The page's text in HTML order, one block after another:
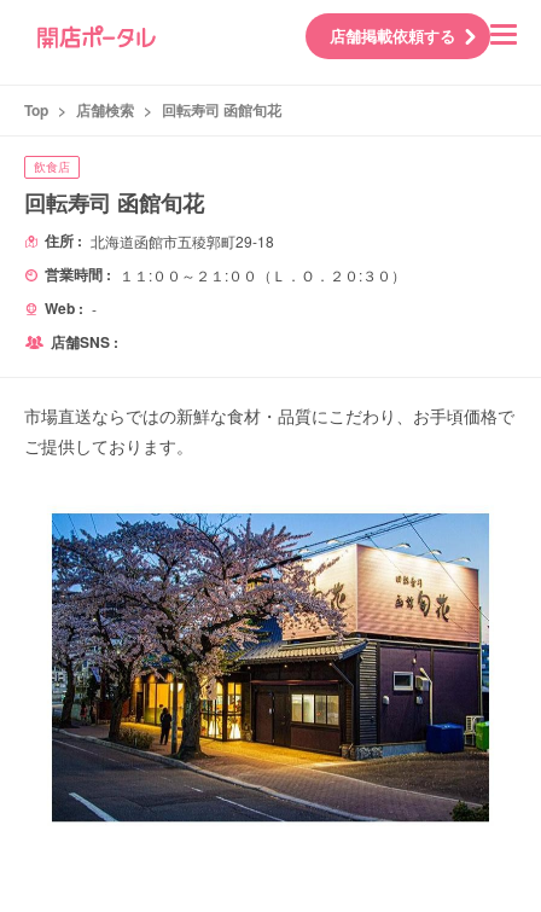
店舗掲載依頼する
Top > 店舗検索 > 回転寿司 函館旬花
飲食店
回転寿司 函館旬花
住所 : 北海道函館市五稜郭町29-18
営業時間 : １１:００～２１:００（Ｌ．Ｏ．２０:３０）
Web : -
店舗SNS :
市場直送ならではの新鮮な食材・品質にこだわり、お手頃価格で
ご提供しております。